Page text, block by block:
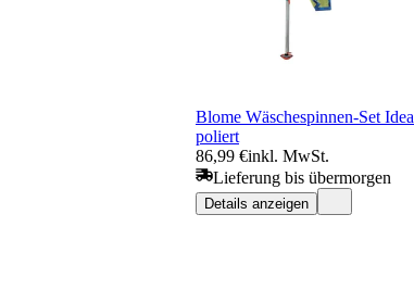
Blome Wäschespinnen-Set Idea
poliert
86,99 €inkl. MwSt.
Lieferung bis übermorgen
Details anzeigen